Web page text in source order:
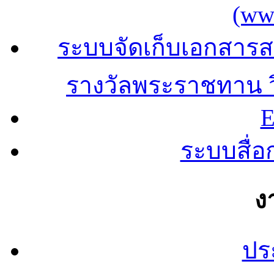
ระบบจัดเก็บเอกสา
รางวัลพระราชทา
ระบบสื่อ
ป